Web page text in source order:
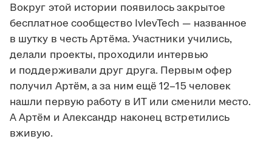
Вокруг этой истории появилось закрытое
бесплатное сообщество IvlevTech — названное
в шутку в честь Артёма. Участники учились,
делали проекты, проходили интервью
и поддерживали друг друга. Первым офер
получил Артём, а за ним ещё 12–15 человек
нашли первую работу в ИТ или сменили место.
А Артём и Александр наконец встретились
вживую.